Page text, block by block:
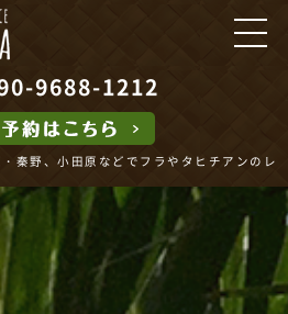
9688-1212
秦野、小田原などでフラやタヒチアンのレ